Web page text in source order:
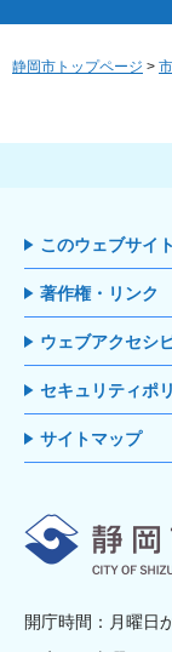
静岡市トップページ >
このウェブサイ
著作権・リンク
ウェブアクセシ
セキュリティポ
サイトマップ
開庁時間：月曜日